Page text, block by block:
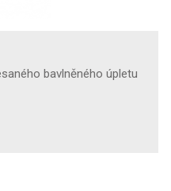
bavlněného úpletu